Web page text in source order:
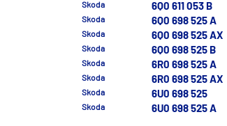
Skoda 6Q0 611 053 B
Skoda 6Q0 698 525 A
Skoda 6Q0 698 525 AX
Skoda 6Q0 698 525 B
Skoda 6R0 698 525 A
Skoda 6R0 698 525 AX
Skoda 6U0 698 525
Skoda 6U0 698 525 A